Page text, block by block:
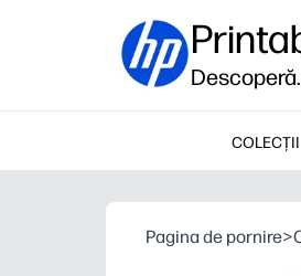
COLECȚII
Pagina de pornire>